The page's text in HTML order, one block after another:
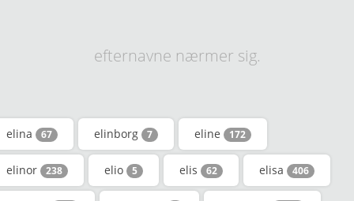
efternavne nærmer sig.
elina 67 elinborg 7 eline 172
elinor 238 elio 5 elis 62 elisa 406